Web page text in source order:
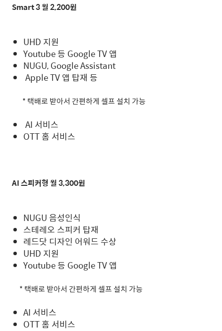
Smart 3월2,200원
UHD 지원
Youtube 등 Google TV 앱
NUGU, Google Assistant
Apple TV 앱 탑재 등
* 택배로 받아서 간편하게 셀프 설치 가능
AI 서비스
OTT 홈 서비스
AI스피커형 월3,300원
NUGU 음성인식
스테레오 스피커 탑재
레드닷 디자인 어워드 수상
UHD 지원
Youtube 등 Google TV 앱
* 택배로 받아서 간편하게 셀프 설치 가능
AI 서비스
OTT 홈 서비스